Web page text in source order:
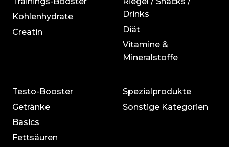
Kohlenhydrate
Creatin
Drinks
Diät
Vitamine &
Mineralstoffe
Testo-Booster
Getränke
Basics
Fettsäuren
Spezialprodukte
Sonstige Kategorien